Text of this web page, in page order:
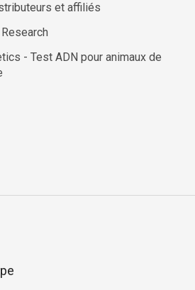
et affiliés
- Test ADN pour animaux de